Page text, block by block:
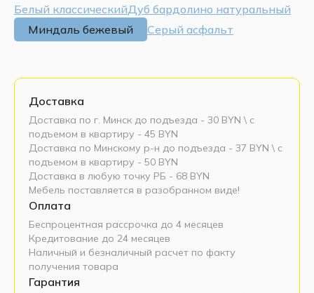
Белый классическийДуб бардолино натуральный
Миндаль бежевый
Серый асфальт
Доставка
Доставка по г. Минск до подъезда - 30 BYN \ c
подъемом в квартиру - 45 BYN
Доставка по Минскому р-н до подъезда - 37 BYN \ c
подъемом в квартиру - 50 BYN
Доставка в любую точку РБ - 68 BYN
Мебель поставляется в разобранном виде!
Оплата
Беспроцентная рассрочка до 4 месяцев
Кредитование до 24 месяцев
Наличный и безналичный расчет по факту
получения товара
Гарантия